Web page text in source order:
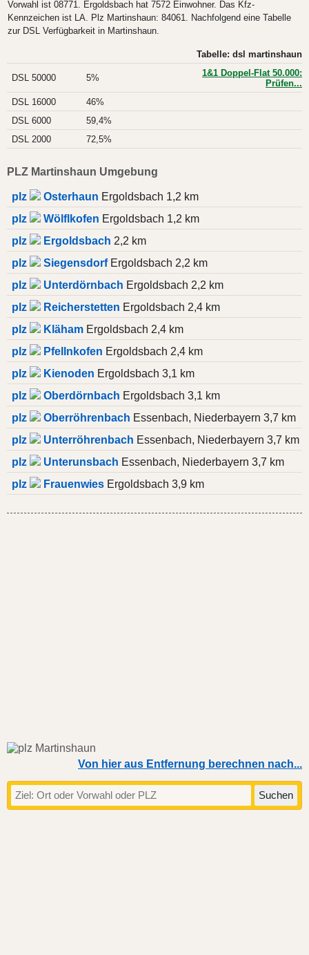
Vorwahl ist 08771. Ergoldsbach hat 7572 Einwohner. Das Kfz-
Kennzeichen ist LA. Plz Martinshaun: 84061. Nachfolgend eine Tabelle
zur DSL Verfügbarkeit in Martinshaun.
Tabelle: dsl martinshaun
DSL 50000 5%
1&1 Doppel-Flat 50.000:
Prüfen...
DSL 16000
46%
DSL 6000
59,4%
DSL 2000
72,5%
PLZ Martinshaun Umgebung
plz Osterhaun Ergoldsbach 1,2 km
plz
Wölflkofen Ergoldsbach 1,2 km
plz
Ergoldsbach 2,2 km
plz
SiegensdorfErgoldsbach 2,2 km
plz
Unterdörnbach Ergoldsbach 2,2 km
plz
Reicherstetten Ergoldsbach 2,4 km
plz
Kläham Ergoldsbach 2,4 km
plz
Pfellnkofen Ergoldsbach 2,4 km
plz
Kienoden Ergoldsbach 3,1 km
plz
Oberdörnbach Ergoldsbach 3,1 km
plz
Oberröhrenbach Essenbach, Niederbayern 3,7 km
plz
Unterröhrenbach Essenbach, Niederbayern 3,7 km
plz
Unterunsbach Essenbach, Niederbayern 3,7 km
plz
Frauenwies Ergoldsbach 3,9 km
Von hier aus Entfernung berechnen nach...